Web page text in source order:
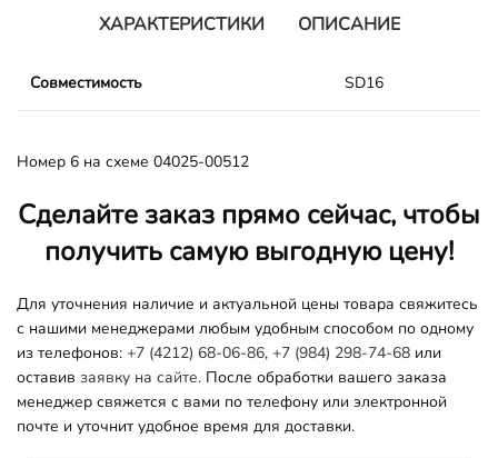
ХАРАКТЕРИСТИКИ ОПИСАНИЕ
Совместимость SD16
Номер 6 на схеме 04025-00512
Сделайте заказ прямо сейчас, чтобы
получить самую выгодную цену!
Для уточнения наличие и актуальной цены товара свяжитесь
с нашими менеджерами любым удобным способом по одному
из телефонов: +7 (4212) 68-06-86, +7 (984) 298-74-68 или
оставив заявку на сайте. После обработки вашего заказа
менеджер свяжется с вами по телефону или электронной
почте и уточнит удобное время для доставки.